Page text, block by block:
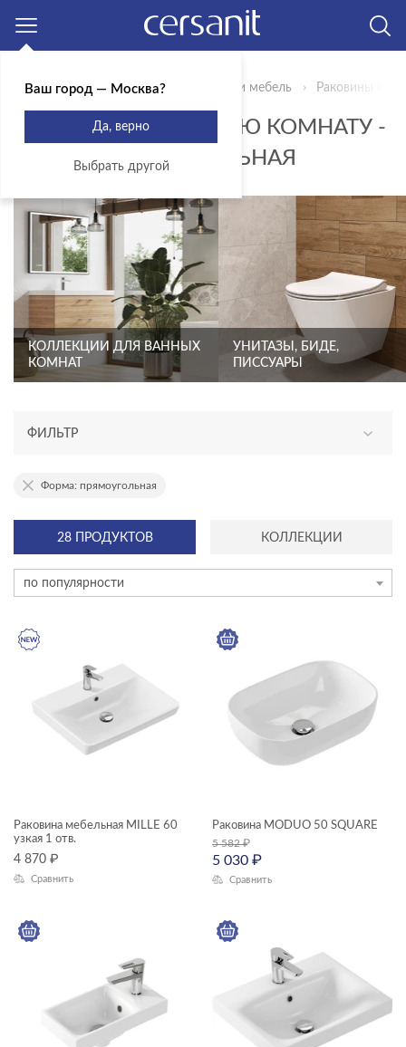
Главная Продукты Сантехника и мебель Раковины и
РАКОВИНЫ В ВАННУЮ КОМНАТУ -
ФОРМА ПРЯМОУГОЛЬНАЯ
КОЛЛЕКЦИИ ДЛЯ ВАННЫХ
КОМНАТ
УНИТАЗЫ, БИДЕ,
ПИССУАРЫ
ФИЛЬТР
АССОРТИМЕНТ
эксклюзив
ТИП ПРОДУКТА
раковины подвесные
раковины с пьедесталом
раковины в столешницу
ГАБАРИТЫ
Высота, см
28 ПРОДУКТОВ КОЛЛЕКЦИИ
по популярности
Форма: прямоугольная
Раковина мебельная MILLE 60
узкая 1 отв.
4 870 ₽
Сравнить
Раковина MODUO 50 SQUARE
5 582₽
5 030 ₽
Сравнить
Ваш город — Москва?
Да, верно
Выбрать другой